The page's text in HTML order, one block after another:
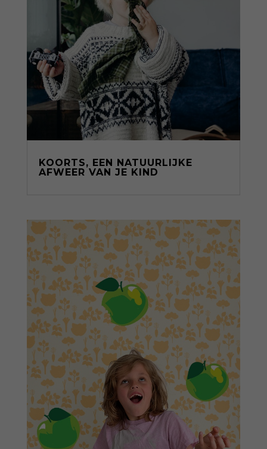
KOORTS, EEN NATUURLIJKE
AFWEER VAN JE KIND